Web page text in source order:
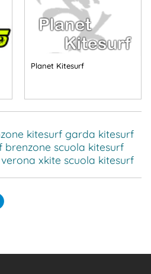
Planet Kitesurf
kitesurf garda kitesurf
brenzone scuola kitesurf
xkite scuola kitesurf